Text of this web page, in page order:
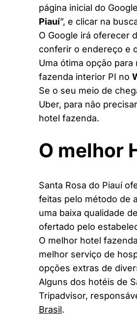
página inicial do
Piauí”, e clicar na
O Google irá oferecer
conferir o endereço e
Uma ótima opção
fazenda interior PI no
Se o seu meio de
Uber, para não
hotel fazenda.
O melhor
Santa Rosa do Piauí
feitas pelo método de
uma baixa qualidade
ofertado pelo
O melhor hotel
melhor serviço de
opções extras de
Alguns dos hotéis de
Tripadvisor,
Brasil.